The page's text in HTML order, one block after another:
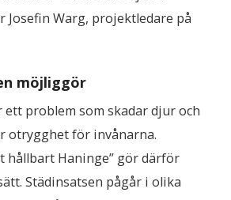
Josefin Warg, projektledare på
möjliggör
problem som skadar djur och
otrygghet för invånarna.
hållbart Haninge” gör därför
Städinsatsen pågår i olika